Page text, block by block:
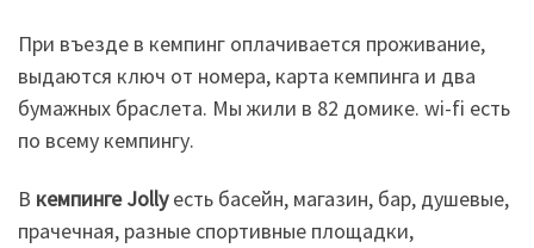
При въезде в кемпинг оплачивается проживание,
выдаются ключ от номера, карта кемпинга и два
бумажных браслета. Мы жили в 82 домике. wi-fi есть
по всему кемпингу.
В кемпинге Jollyесть басейн, магазин, бар, душевые,
прачечная, разные спортивные площадки,